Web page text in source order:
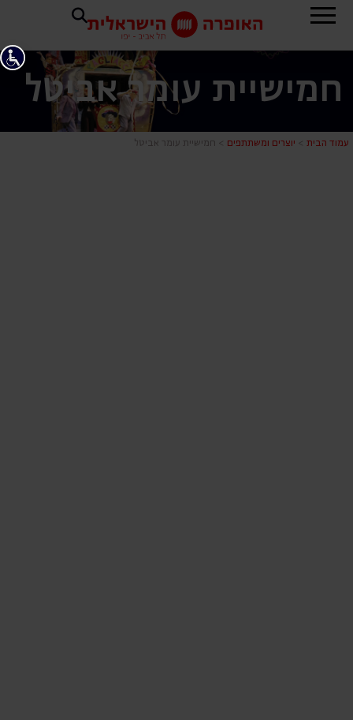
חמישיית
חמישיית עומר אביטל
עמוד הבית > יוצרים ומשתתפים > חמישיית עומר אביטל